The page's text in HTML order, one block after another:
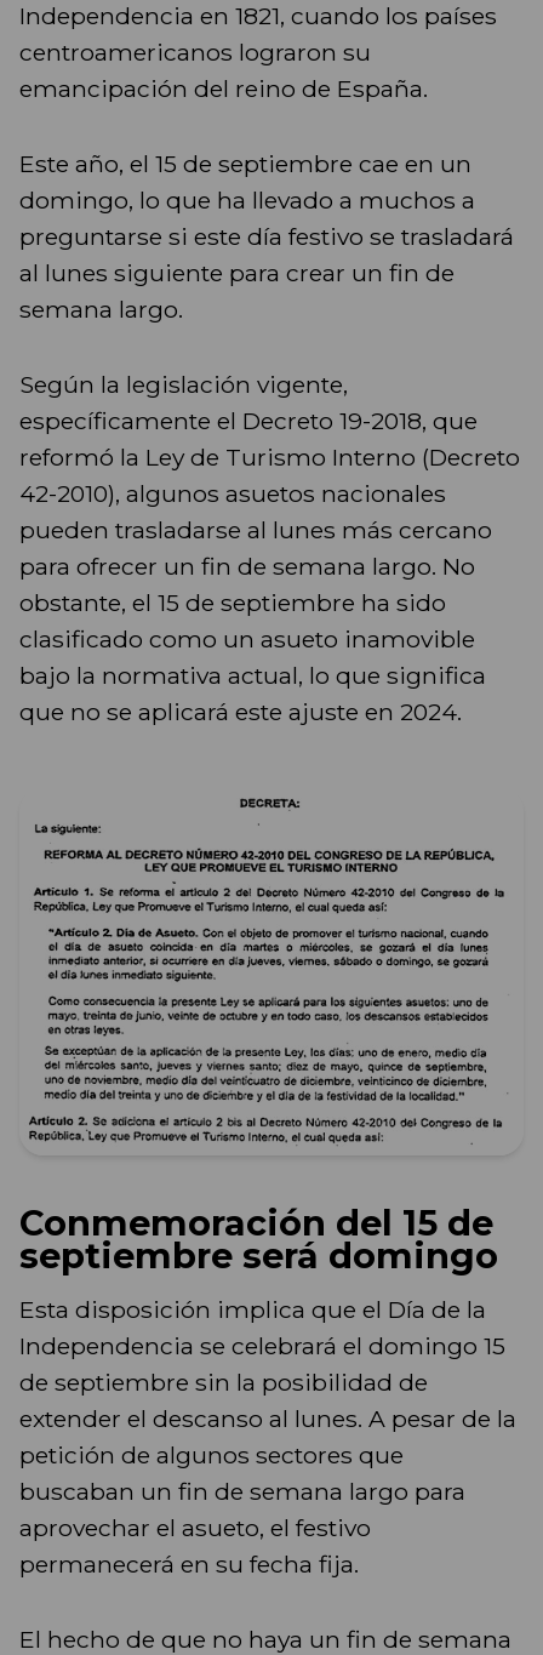
Independencia en 1821, cuando los países
centroamericanos lograron su
emancipación del reino de España.
Este año, el 15 de septiembre cae en un
domingo, lo que ha llevado a muchos a
preguntarse si este día festivo se trasladará
al lunes siguiente para crear un fin de
semana largo.
Según la legislación vigente,
específicamente el Decreto 19-2018, que
reformó la Ley de Turismo Interno (Decreto
42-2010), algunos asuetos nacionales
pueden trasladarse al lunes más cercano
para ofrecer un fin de semana largo. No
obstante, el 15 de septiembre ha sido
clasificado como un asueto inamovible
bajo la normativa actual, lo que significa
que no se aplicará este ajuste en 2024.
Conmemoración del 15 de
septiembre será domingo
Esta disposición implica que el Día de la
Independencia se celebrará el domingo 15
de septiembre sin la posibilidad de
extender el descanso al lunes. A pesar de la
petición de algunos sectores que
buscaban un fin de semana largo para
aprovechar el asueto, el festivo
permanecerá en su fecha fija.
El hecho de que no haya un fin de semana